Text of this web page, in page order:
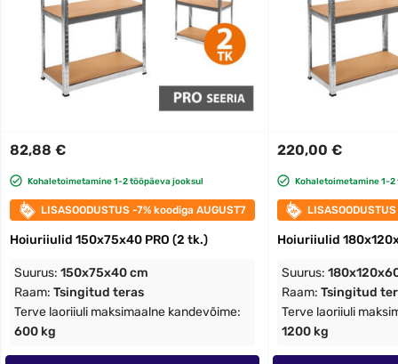
82,88 €
Kohaletoimetamine 1-2 tööpäeva jooksul
LISASOODUSTUS -7% koodiga AUGUST7
Hoiuriiulid 150x75x40 PRO (2 tk.)
Suurus: 150x75x40 cm
Raam: Tsingitud teras
Terve laoriiuli maksimaalne kandevõime:
600 kg
220,00 €
Kohaletoimetamine 1-
Hoiuriiulid
Suurus:
Raam: Tsingitud
Terve laoriiuli
1200 kg